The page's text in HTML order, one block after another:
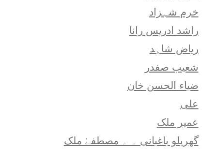
خرم شہزاد
راشد ادریس رانا
ریاض شاہد
شعيب صفدر
ضیاء الحسن خان
علی
عمیر ملک
گھریلو باغبانی ۔ ۔ مصطفےٰ ملک